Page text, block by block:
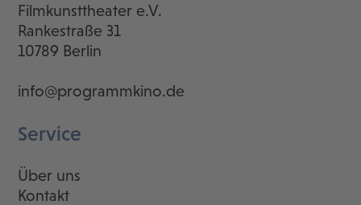
Filmkunsttheater e.V.
Rankestraße 31
10789 Berlin
info@programmkino.de
Service
Über uns
Kontakt